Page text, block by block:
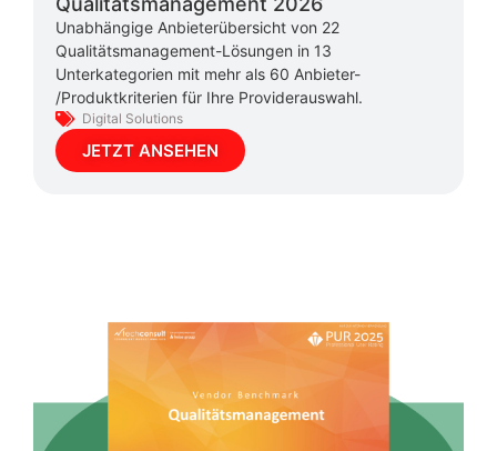
Unabhängige Anbieterübersicht von 22
Qualitätsmanagement-Lösungen in 13
Unterkategorien mit mehr als 60 Anbieter-
/Produktkriterien für Ihre Providerauswahl.
Digital Solutions
JETZT ANSEHEN